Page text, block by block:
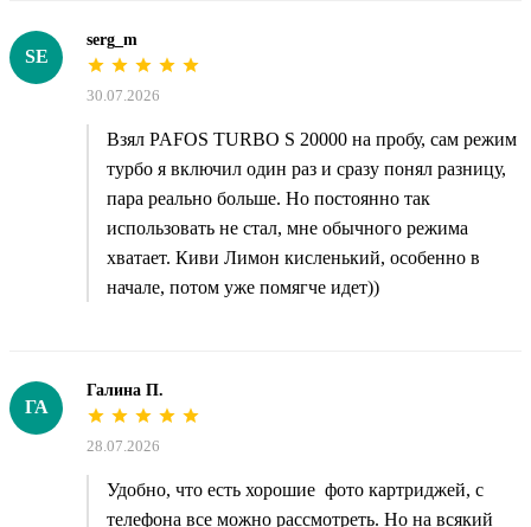
SE
serg_m
30.07.2026
Взял PAFOS TURBO S 20000 на пробу, сам режим
турбо я включил один раз и сразу понял разницу,
пара реально больше. Но постоянно так
использовать не стал, мне обычного режима
хватает. Киви Лимон кисленький, особенно в
начале, потом уже помягче идет))
ГА
Галина П.
28.07.2026
Удобно, что есть хорошие фото картриджей, с
телефона все можно рассмотреть. Но на всякий